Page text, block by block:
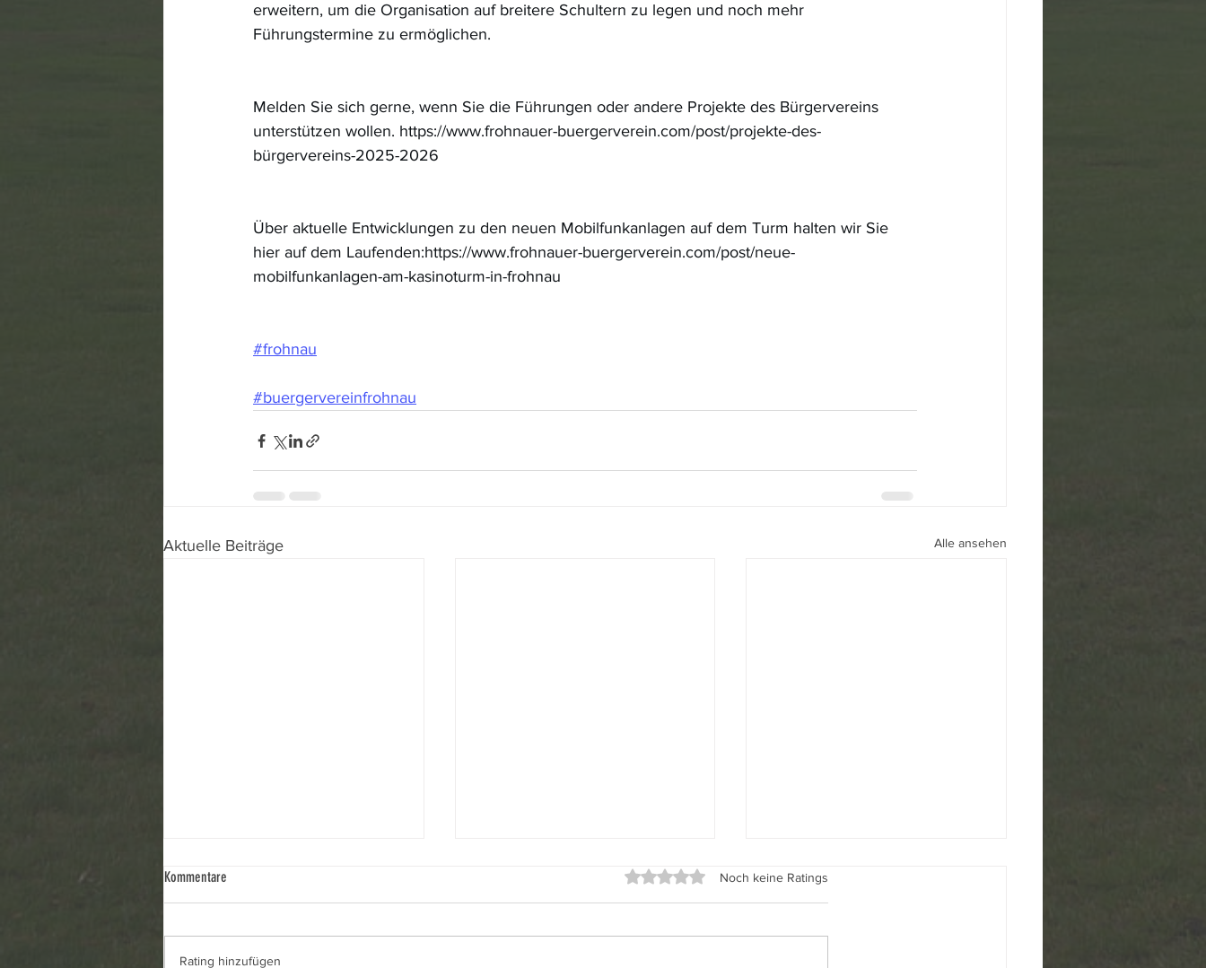
erweitern, um die Organisation auf breitere Schultern zu legen und noch mehr
Führungstermine zu ermöglichen.
Melden Sie sich gerne, wenn Sie die Führungen oder andere Projekte des Bürgervereins
unterstützen wollen. https://www.frohnauer-buergerverein.com/post/projekte-des-
bürgervereins-2025-2026
Über aktuelle Entwicklungen zu den neuen Mobilfunkanlagen auf dem Turm halten wir Sie
hier auf dem Laufenden:https://www.frohnauer-buergerverein.com/post/neue-
mobilfunkanlagen-am-kasinoturm-in-frohnau
#frohnau
#buergervereinfrohnau
Aktuelle Beiträge Alle ansehen
Zukunft des Waldhotels
Zusammenfassung Die geplante
Mitteilung des Bürgervereins
Wahlprüfsteine
zur Wahl des Berliner
Kommentare Mit 0 von 5 Sternen bewertet.
Noch keine Ratings
Rating hinzufügen